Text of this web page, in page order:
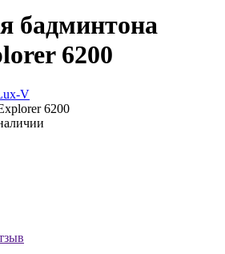
бадминтона
6200
V
6200